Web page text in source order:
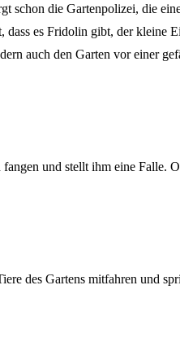
schon die Gartenpolizei, die
es Fridolin gibt, der kleine
auch den Garten vor einer
und stellt ihm eine Falle.
des Gartens mitfahren und